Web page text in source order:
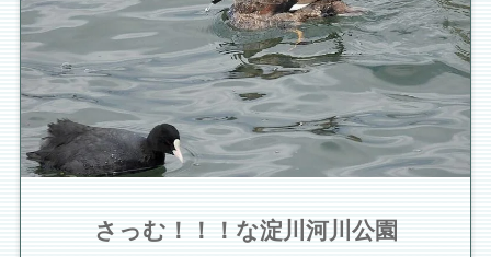
さっむ！！！な淀川河川公園